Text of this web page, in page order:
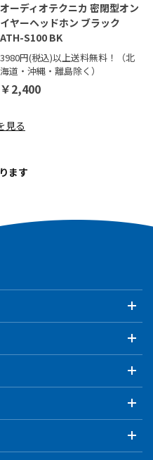
オーディオテクニカ 密閉型オン
イヤーヘッドホン ブラック
ATH-S100 BK
3980円(税込)以上送料無料！（北
海道・沖縄・離島除く）
￥2,400
見る
ます